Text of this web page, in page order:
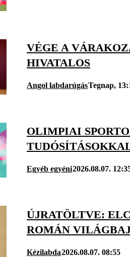
VÉGE A
HIVATALOS
Angol labdarúgásTegnap,
OLIMPIAI
Egyéb egyéni2026.08.07.
ÚJRATÖLTVE:
ROMÁN
Kézilabda2026.08.07. 08:55